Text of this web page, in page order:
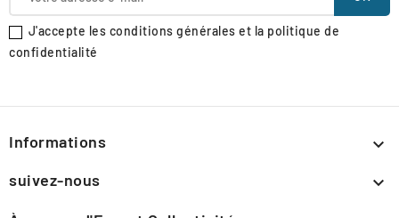
J'accepte les conditions générales et la politique de
confidentialité
Informations 
suivez-nous 